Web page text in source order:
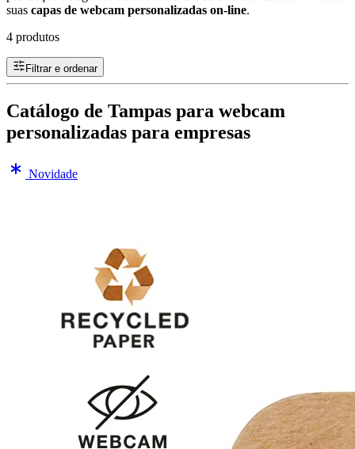
suas capas de webcam personalizadas on-line.
4 produtos
Filtrar e ordenar
Catálogo de Tampas para webcam
personalizadas para empresas
Novidade